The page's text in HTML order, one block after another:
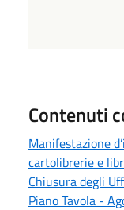
Contenuti
Manifestazione
cartolibrerie e
Chiusura degli
Piano Tavola -